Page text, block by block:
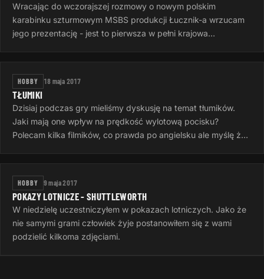
Wracając do wczorajszej rozmowy o nowym polskim
karabinku szturmowym MSBS produkcji Łucznik-a wrzucam
jego prezentację - jest to pierwsza w pełni krajowa
HOBBY 18 maja 2017
TŁUMIKI
Dzisiaj podczas gry mieliśmy dyskusję na temat tłumików.
Jaki mają one wpływ na prędkość wylotową pocisku?
Polecam kilka filmików, co prawda po angielsku ale myślę że
HOBBY 9 maja 2017
POKAZY LOTNICZE - SHUTTLEWORTH
W niedzielę uczestniczyłem w pokazach lotniczych. Jako że
nie samymi grami człowiek żyje postanowiłem się z wami
podzielić kilkoma zdjęciami.